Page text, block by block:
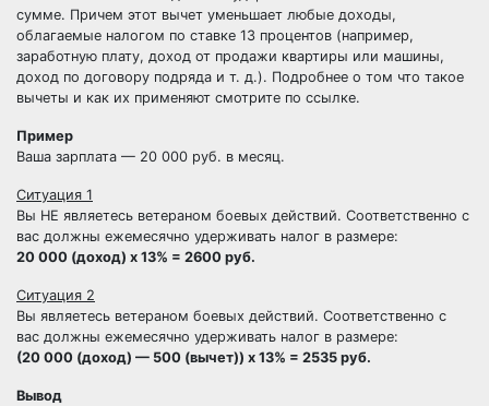
сумме. Причем этот вычет уменьшает любые доходы,
облагаемые налогом по ставке 13 процентов (например,
заработную плату, доход от продажи квартиры или машины,
доход по договору подряда и т. д.). Подробнее о том что такое
вычеты и как их применяют смотрите по ссылке.
Пример
Ваша зарплата — 20 000 руб. в месяц.
Ситуация 1
Вы НЕ являетесь ветераном боевых действий. Соответственно с
вас должны ежемесячно удерживать налог в размере:
20 000 (доход) х 13% = 2600 руб.
Ситуация 2
Вы являетесь ветераном боевых действий. Соответственно с
вас должны ежемесячно удерживать налог в размере:
(20 000 (доход) — 500 (вычет)) х 13% = 2535 руб.
Вывод